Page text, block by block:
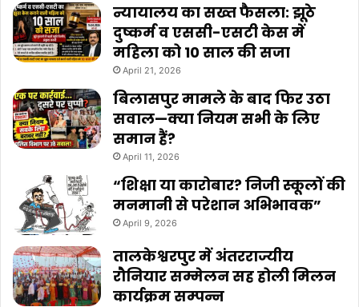
न्यायालय का सख्त फैसला: झूठे
दुष्कर्म व एससी-एसटी केस में
महिला को 10 साल की सजा
April 21, 2026
बिलासपुर मामले के बाद फिर उठा
सवाल—क्या नियम सभी के लिए
समान हैं?
April 11, 2026
“शिक्षा या कारोबार? निजी स्कूलों की
मनमानी से परेशान अभिभावक”
April 9, 2026
तालकेश्वरपुर में अंतरराज्यीय
रौनियार सम्मेलन सह होली मिलन
कार्यक्रम सम्पन्न